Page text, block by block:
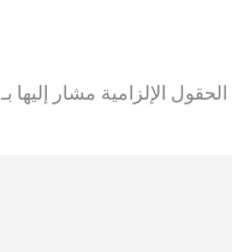
الحقول الإلزامية مشار إليها بـ